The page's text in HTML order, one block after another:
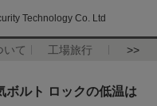
Technology Co. Ltd
いて 工場旅行 >>
ボルト ロックの低温は